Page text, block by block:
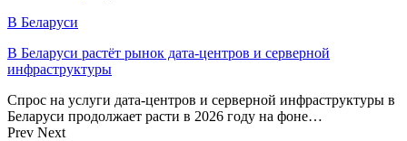
В Беларуси
В Беларуси растёт рынок дата-центров и серверной
инфраструктуры
Спрос на услуги дата-центров и серверной инфраструктуры в
Беларуси продолжает расти в 2026 году на фоне…
Prev Next